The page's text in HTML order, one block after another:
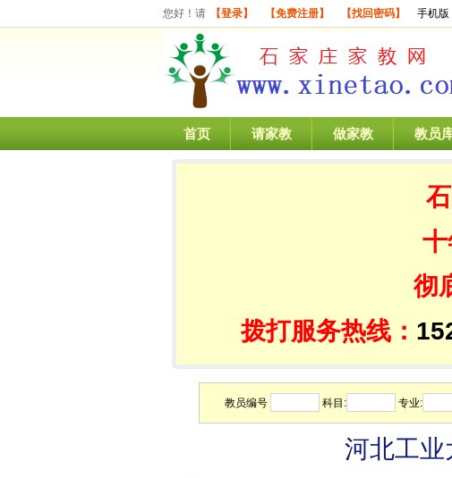
您好！请 【登录】 【免费注册】 【找回密码】 手机版
首页 请家教 做家教 教员
彻
拨打服务热线：
教员编号 科目: 专业:
河北工业